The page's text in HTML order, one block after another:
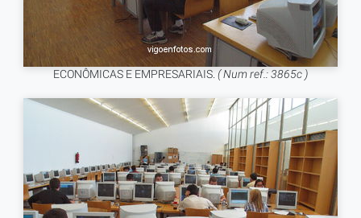
ECONÔMICAS E EMPRESARIAIS. ( Num ref.: 3865c )